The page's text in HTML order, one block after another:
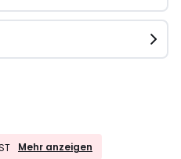
10%
Mehr anzeigen